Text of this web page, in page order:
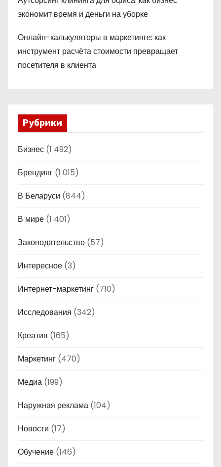
экономит время и деньги на уборке
Онлайн-калькуляторы в маркетинге: как
инструмент расчёта стоимости превращает
посетителя в клиента
Рубрики
Бизнес (1 492)
Брендинг (1 015)
В Беларуси (844)
В мире (1 401)
Законодательство (57)
Интересное (3)
Интернет-маркетинг (710)
Исследования (342)
Креатив (165)
Маркетинг (470)
Медиа (199)
Наружная реклама (104)
Новости (17)
Обучение (146)